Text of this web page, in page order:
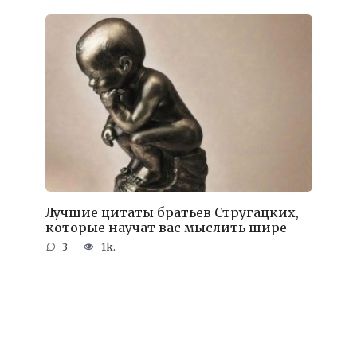
Лучшие цитаты братьев Стругацких,
которые научат вас мыслить шире
3 1k.